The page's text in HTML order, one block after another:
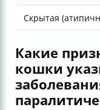
Скрытая
Какие
кошки